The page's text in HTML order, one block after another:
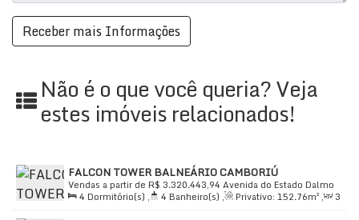
Não é o que você queria? Veja
estes imóveis relacionados!
FALCON TOWER BALNEÁRIO CAMBORIÚ
R$ 3.320.443,94
Vendas a partir de
Avenida do Estado Dalmo
Vieira, 2277, 88330-075, Centro, Balneário Camboriú, Santa
Catarina, Brasil
4 Dormitório(s) , 4 Banheiro(s) , Privativo: 152.76m² ,
3
Sala(s) , 2Suíte(s) , Total:265.90m² , 2Vaga(s) ,
Útil: